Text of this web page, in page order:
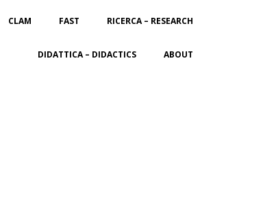
CLAM FAST RICERCA – RESEARCH
DIDATTICA – DIDACTICS ABOUT